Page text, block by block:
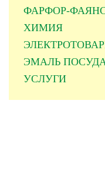
ФАРФОР-
ХИМИЯ
ЭМАЛЬ
УСЛУГИ